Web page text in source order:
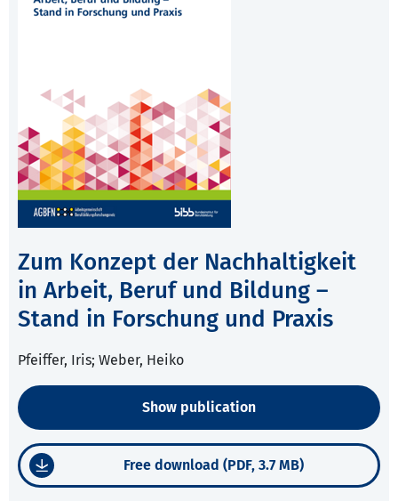
Zum Konzept der Nachhaltigkeit
in Arbeit, Beruf und Bildung –
Stand in Forschung und Praxis
Pfeiffer, Iris; Weber, Heiko
Show publication
Free download (PDF, 3.7 MB)